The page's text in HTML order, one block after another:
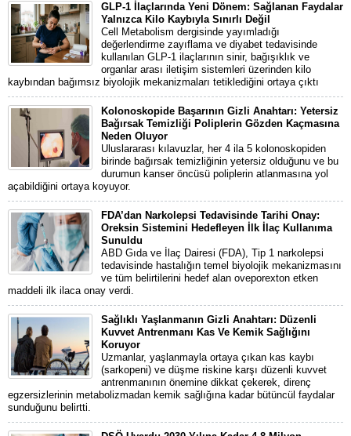
GLP-1 İlaçlarında Yeni Dönem: Sağlanan Faydalar
Yalnızca Kilo Kaybıyla Sınırlı Değil
Cell Metabolism dergisinde yayımladığı
değerlendirme zayıflama ve diyabet tedavisinde
kullanılan GLP-1 ilaçlarının sinir, bağışıklık ve
organlar arası iletişim sistemleri üzerinden kilo
kaybından bağımsız biyolojik mekanizmaları tetiklediğini ortaya çıktı
Kolonoskopide Başarının Gizli Anahtarı: Yetersiz
Bağırsak Temizliği Poliplerin Gözden Kaçmasına
Neden Oluyor
Uluslararası kılavuzlar, her 4 ila 5 kolonoskopiden
birinde bağırsak temizliğinin yetersiz olduğunu ve bu
durumun kanser öncüsü poliplerin atlanmasına yol
açabildiğini ortaya koyuyor.
FDA’dan Narkolepsi Tedavisinde Tarihi Onay:
Oreksin Sistemini Hedefleyen İlk İlaç Kullanıma
Sunuldu
ABD Gıda ve İlaç Dairesi (FDA), Tip 1 narkolepsi
tedavisinde hastalığın temel biyolojik mekanizmasını
ve tüm belirtilerini hedef alan oveporexton etken
maddeli ilk ilaca onay verdi.
Sağlıklı Yaşlanmanın Gizli Anahtarı: Düzenli
Kuvvet Antrenmanı Kas Ve Kemik Sağlığını
Koruyor
Uzmanlar, yaşlanmayla ortaya çıkan kas kaybı
(sarkopeni) ve düşme riskine karşı düzenli kuvvet
antrenmanının önemine dikkat çekerek, direnç
egzersizlerinin metabolizmadan kemik sağlığına kadar bütüncül faydalar
sunduğunu belirtti.